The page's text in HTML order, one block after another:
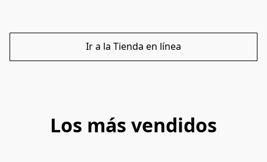
Ir a la Tienda en línea
Los más vendidos